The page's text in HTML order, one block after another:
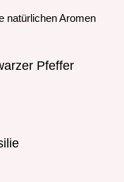
natürlichen Aromen
Pfeffer